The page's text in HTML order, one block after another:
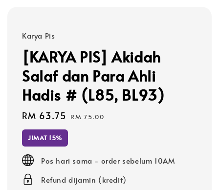
Karya Pis
[KARYA PIS] Akidah
Salaf dan Para Ahli
Hadis # (L85, BL93)
Sale
price
RM 63.75 Regular
RM 75.00
JIMAT 15%
Pos hari sama - order sebelum 10AM
Refund dijamin (kredit)